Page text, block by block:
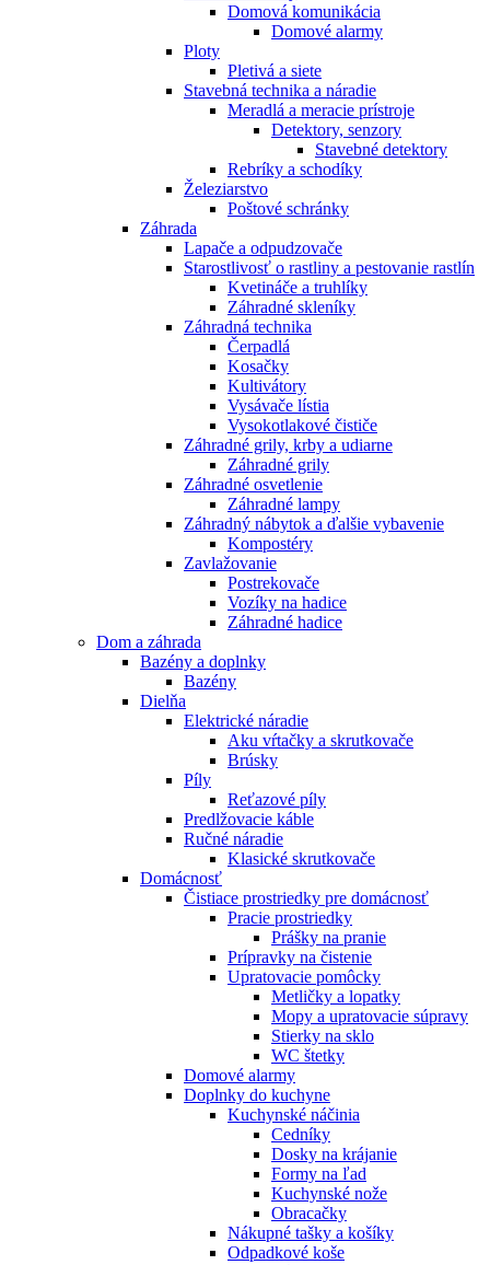
Domová komunikácia
Domové alarmy
Ploty
Pletivá a siete
Stavebná technika a náradie
Meradlá a meracie prístroje
Detektory, senzory
Stavebné detektory
Rebríky a schodíky
Železiarstvo
Poštové schránky
Záhrada
Lapače a odpudzovače
Starostlivosť o rastliny a pestovanie rastlín
Kvetináče a truhlíky
Záhradné skleníky
Záhradná technika
Čerpadlá
Kosačky
Kultivátory
Vysávače lístia
Vysokotlakové čističe
Záhradné grily, krby a udiarne
Záhradné grily
Záhradné osvetlenie
Záhradné lampy
Záhradný nábytok a ďalšie vybavenie
Kompostéry
Zavlažovanie
Postrekovače
Vozíky na hadice
Záhradné hadice
Dom a záhrada
Bazény a doplnky
Bazény
Dielňa
Elektrické náradie
Aku vŕtačky a skrutkovače
Brúsky
Píly
Reťazové píly
Predlžovacie káble
Ručné náradie
Klasické skrutkovače
Domácnosť
Čistiace prostriedky pre domácnosť
Pracie prostriedky
Prášky na pranie
Prípravky na čistenie
Upratovacie pomôcky
Metličky a lopatky
Mopy a upratovacie súpravy
Stierky na sklo
WC štetky
Domové alarmy
Doplnky do kuchyne
Kuchynské náčinia
Cedníky
Dosky na krájanie
Formy na ľad
Kuchynské nože
Obracačky
Nákupné tašky a košíky
Odpadkové koše